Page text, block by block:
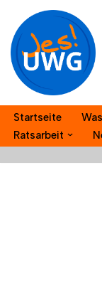
Zum
Inhalt
springen
Startseite
Ratsarbeit